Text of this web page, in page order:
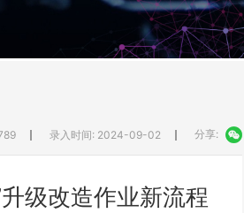
录入时间: 2024-09-02 分享:
级改造作业新流程